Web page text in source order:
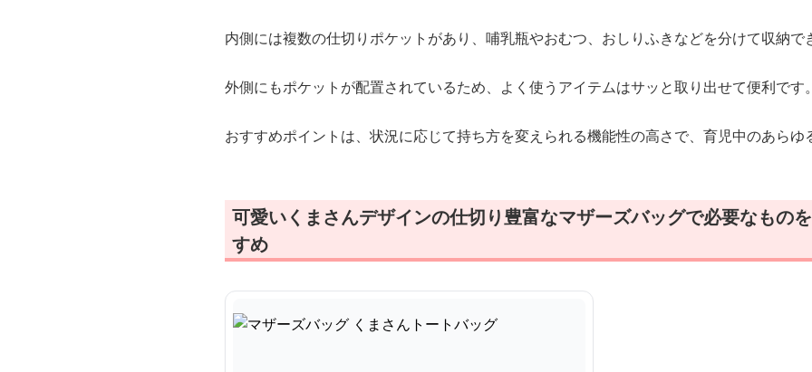
内側には複数の仕切りポケットがあり、哺乳瓶やおむつ、おしりふきなどを分けて収納で
外側にもポケットが配置されているため、よく使うアイテムはサッと取り出せて便利です。
おすすめポイントは、状況に応じて持ち方を変えられる機能性の高さで、育児中のあらゆ
可愛いくまさんデザインの仕切り豊富なマザーズバッグで必要なもの
すめ